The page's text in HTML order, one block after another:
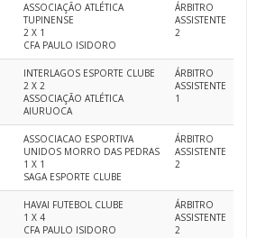
ASSOCIAÇÃO ATLÉTICA
TUPINENSE
2 X 1
CFA PAULO ISIDORO
ÁRBITRO
ASSISTENTE
2
INTERLAGOS ESPORTE CLUBE
2 X 2
ASSOCIAÇÃO ATLÉTICA
AIURUOCA
ÁRBITRO
ASSISTENTE
1
ASSOCIACAO ESPORTIVA
UNIDOS MORRO DAS PEDRAS
1 X 1
SAGA ESPORTE CLUBE
ÁRBITRO
ASSISTENTE
2
HAVAI FUTEBOL CLUBE
1 X 4
CFA PAULO ISIDORO
ÁRBITRO
ASSISTENTE
2